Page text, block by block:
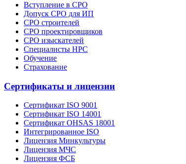
Вступление в СРО
Допуск СРО для ИП
СРО строителей
СРО проектировщиков
СРО изыскателей
Специалисты НРС
Обучение
Страхование
Сертификаты и лицензии
Сертификат ISO 9001
Сертификат ISO 14001
Сертификат OHSAS 18001
Интегрированное ISO
Лицензия Минкультуры
Лицензия МЧС
Лицензия ФСБ